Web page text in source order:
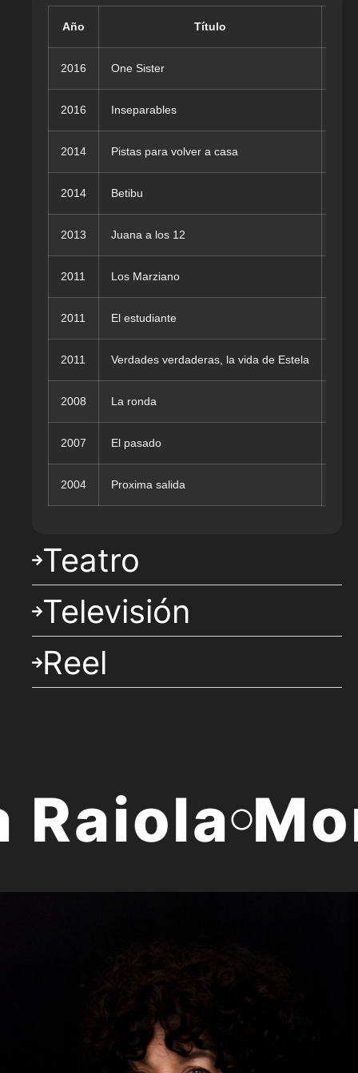
Año Título
2016 One Sister
2016 Inseparables
2014 Pistas para volver a casa
2014 Betibu
2013 Juana a los 12
2011 Los Marziano
2011 El estudiante
2011 Verdades verdaderas, la vida de Estela
2008 La ronda
2007 El pasado
2004 Proxima salida
Teatro
Televisión
Reel